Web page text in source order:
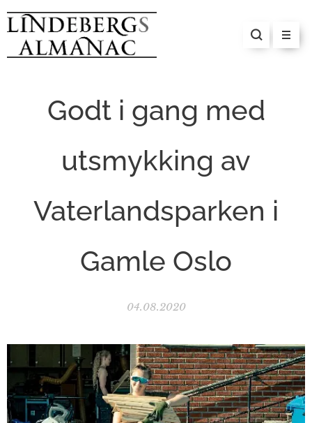
Godt i gang med
utsmykking av
Vaterlandsparken i
Gamle Oslo
04.08.2020